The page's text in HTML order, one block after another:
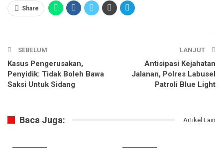
Share
SEBELUM
Kasus Pengerusakan,
Penyidik: Tidak Boleh Bawa
Saksi Untuk Sidang
LANJUT
Antisipasi Kejahatan
Jalanan, Polres Labusel
Patroli Blue Light
Baca Juga: Artikel Lain